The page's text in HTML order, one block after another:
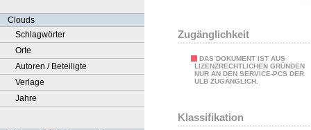
Clouds
Schlagwörter
Orte
Autoren / Beteiligte
Verlage
Jahre
Zugänglichkeit
DAS DOKUMENT IST AUS
LIZENZRECHTLICHEN GRÜNDEN
NUR AN DEN SERVICE-PCS DER
ULB ZUGÄNGLICH.
Klassifikation